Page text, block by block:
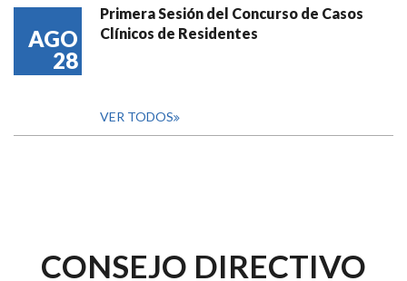
AGO
28
Primera Sesión del Concurso de Casos
Clínicos de Residentes
VER TODOS
CONSEJO DIRECTIVO